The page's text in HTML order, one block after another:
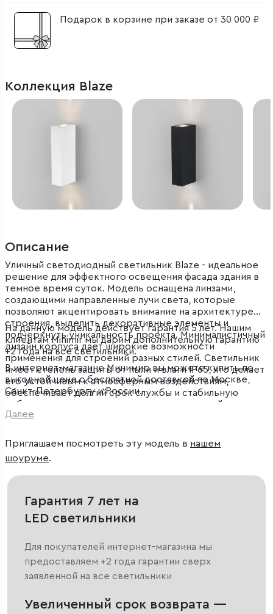
Подарок в корзине при заказе от 30 000 ₽
Коллекция Blaze
Описание
Уличный светодиодный светильник Blaze - идеальное
решение для эффектного освещения фасада здания в
темное время суток. Модель оснащена линзами,
создающими направленные лучи света, которые
позволяют акцентировать внимание на архитектуре
строения, выделить декоративные элементы и
подчеркнуть уникальность проекта. Минималистичный
дизайн корпуса дает широкие возможности
применения для строений разных стилей. Светильник
имеет степень защиты от пыли и влаги IP65, что делает
его устойчивым к атмосферным воздействиям,
обеспечивает долгий срок службы и стабильную
работу вне зависимости от погодных условий.
Современная архитектурная подсветка станет
общественного заведения или коммерческого
пространства.
На данную модель действует гарантия 5 лет. Нашим
клиентам Minimir мы дарим дополнительную гарантию
+2 года на все светильники.
В интернет-магазине Минимир вы можете купить по
выгодной цене с бесплатной доставкой по Москве,
Санкт-Петербургу и России.
Далее
Приглашаем посмотреть эту модель в нашем
шоуруме.
Гарантия 7 лет на
LED светильники
Для покупателей интернет-магазина мы
предоставляем +2 года гарантии сверх
заявленной на все светильники
Увеличенный срок возврата —